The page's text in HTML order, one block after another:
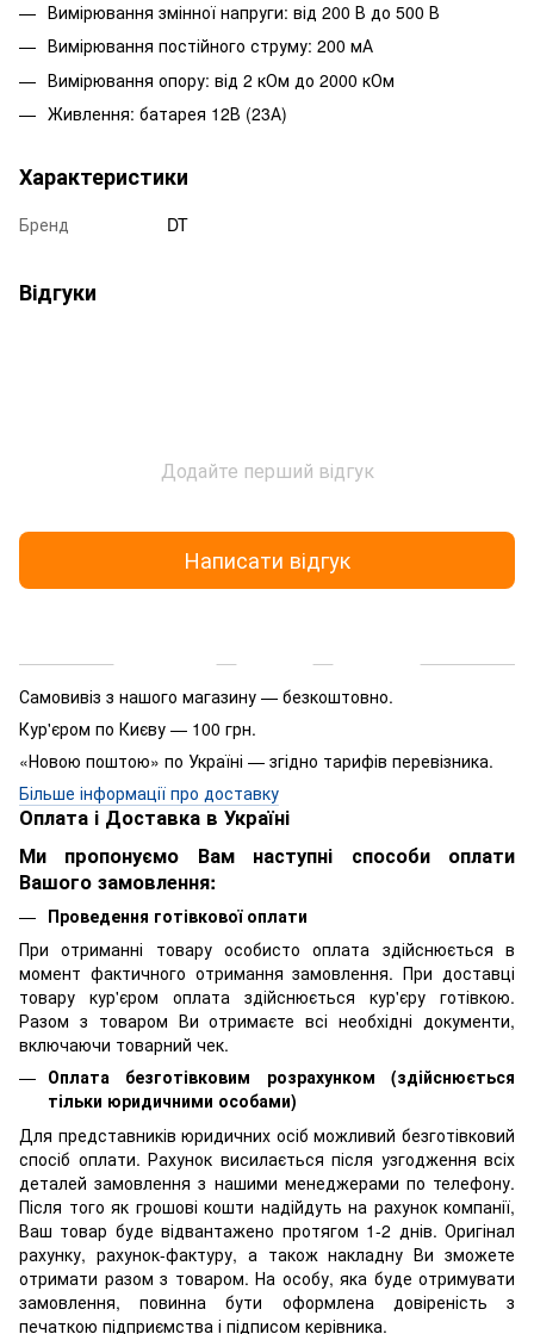
Вимірювання змінної напруги: від 200 В до 500 В
Вимірювання постійного струму: 200 мА
Вимірювання опору: від 2 кОм до 2000 кОм
Живлення: батарея 12В (23А)
Характеристики
Бренд DT
Відгуки
Додайте перший відгук
Написати відгук
Самовивіз з нашого магазину — безкоштовно.
Кур'єром по Києву — 100 грн.
«Новою поштою» по Україні — згідно тарифів перевізника.
Більше інформації про доставку
Оплата і Доставка в Україні
Ми пропонуємо Вам наступні способи оплати
Вашого замовлення:
Проведення готівкової оплати
При отриманні товару особисто оплата здійснюється в
момент фактичного отримання замовлення. При доставці
товару кур'єром оплата здійснюється кур'єру готівкою.
Разом з товаром Ви отримаєте всі необхідні документи,
включаючи товарний чек.
Оплата безготівковим розрахунком (здійснюється
тільки юридичними особами)
Для представників юридичних осіб можливий безготівковий
спосіб оплати. Рахунок висилається після узгодження всіх
деталей замовлення з нашими менеджерами по телефону.
Після того як грошові кошти надійдуть на рахунок компанії,
Ваш товар буде відвантажено протягом 1-2 днів. Оригінал
рахунку, рахунок-фактуру, а також накладну Ви зможете
отримати разом з товаром. На особу, яка буде отримувати
замовлення, повинна бути оформлена довіреність з
печаткою підприємства і підписом керівника.